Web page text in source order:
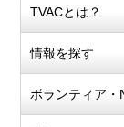
TVACとは？
情報を探す
ボランティア・